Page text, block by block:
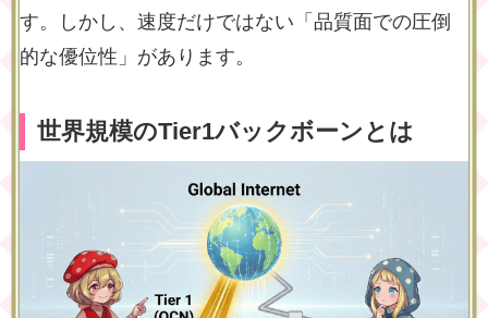
す。しかし、速度だけではない「品質面での圧倒
的な優位性」があります。
世界規模のTier1バックボーンとは